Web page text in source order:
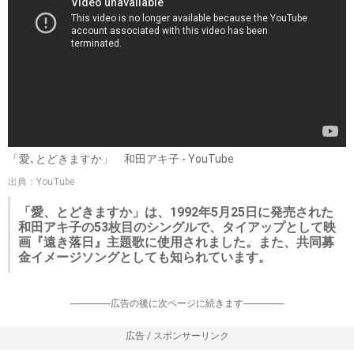
「愛､とどきますか」 和田アキ子 - YouTube
出典：YouTube
「愛、とどきますか」は、1992年5月25日に発売された
和田アキ子の53枚目のシングルで、タイアップとして映
画『遠き落日』主題歌に使用されました。また、共同募
金イメージソングとしても知られています。
-----------------広告の後に次ページに続きます-----------------
広告 / スポンサーリンク